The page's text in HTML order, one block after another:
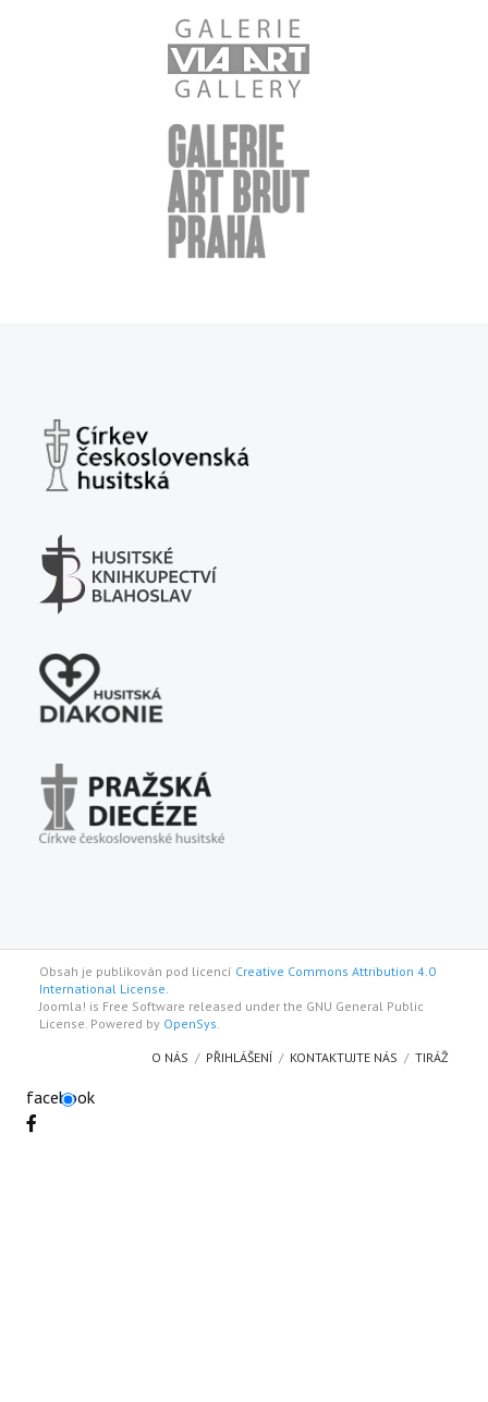
Obsah je publikován pod licencí Creative Commons Attribution 4.0
International License.
Joomla! is Free Software released under the GNU General Public
License. Powered by OpenSys
O NÁS PŘIHLÁŠENÍ KONTAKTUJTE NÁS TIRÁŽ
facebook